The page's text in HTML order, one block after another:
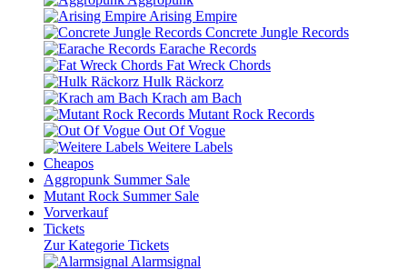
Arising Empire
Concrete Jungle Records
Earache Records
Fat Wreck Chords
Hulk Räckorz
Krach am Bach
Mutant Rock Records
Out Of Vogue
Weitere Labels
Cheapos
Aggropunk Summer Sale
Mutant Rock Summer Sale
Vorverkauf
Tickets
Zur Kategorie Tickets
Alarmsignal